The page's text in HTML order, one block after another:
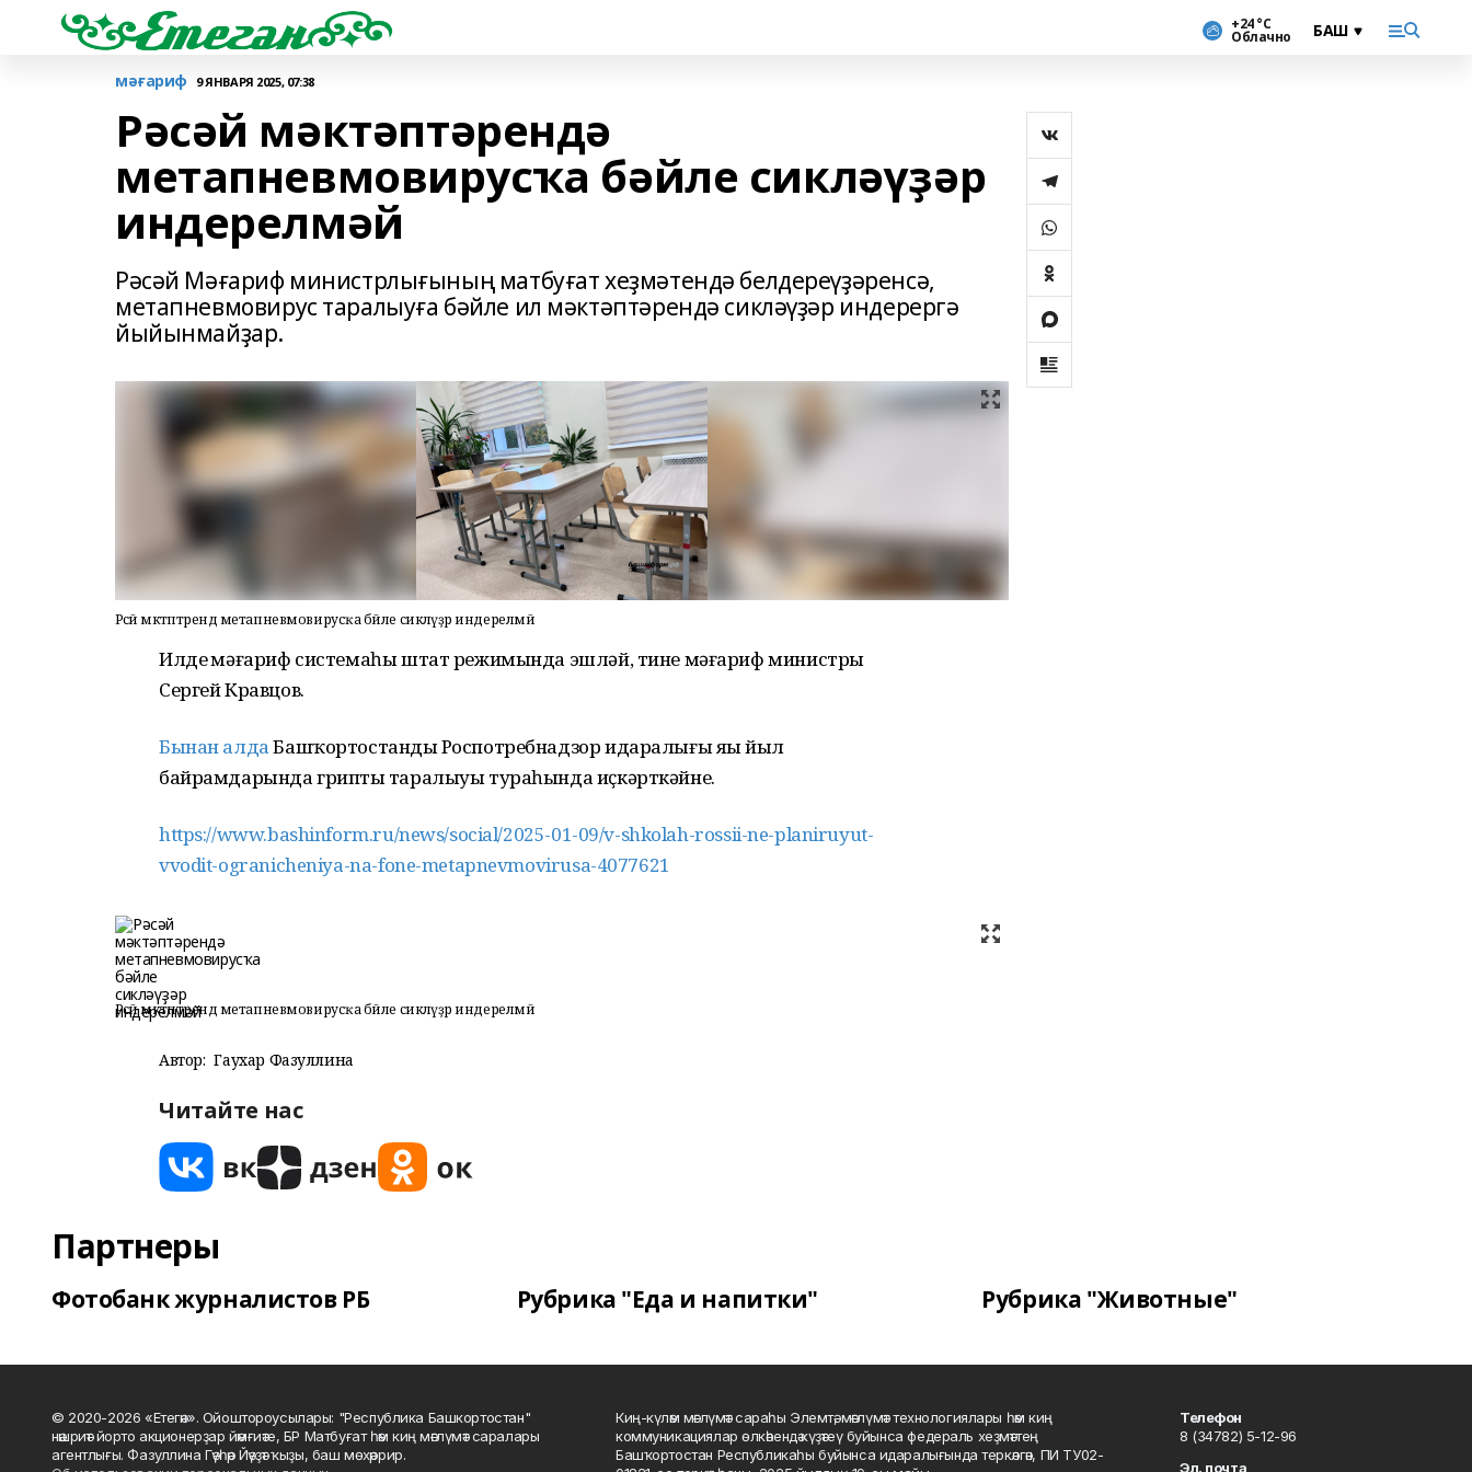
+24 °С
Облачно
мәғариф 9 ЯНВАРЯ 2025, 07:38
Рәсәй мәктәптәрендә
метапневмовирусҡа бәйле сикләүҙәр
индерелмәй
Рәсәй Мәғариф министрлығының матбуғат хеҙмәтендә белдереүҙәренсә,
метапневмовирус таралыуға бәйле ил мәктәптәрендә сикләүҙәр индерергә
йыйынмайҙар.
Рәсәй мәктәптәрендә метапневмовирусҡа бәйле сикләүҙәр индерелмәй
Илдең мәғариф системаһы штат режимында эшләй, тине мәғариф министры
Сергей Кравцов.
Бынан алдаБашҡортостандың Роспотребнадзор идаралығы яңы йыл
байрамдарында гриптың таралыуы тураһында иҫкәрткәйне.
https://www.bashinform.ru/news/social/2025-01-09/v-shkolah-rossii-ne-planiruyut-
vvodit-ogranicheniya-na-fone-metapnevmovirusa-4077621
Рәсәй мәктәптәрендә метапневмовирусҡа бәйле сикләүҙәр индерелмәй
Автор: Гаухар Фазуллина
Читайте нас
Партнеры
Фотобанк журналистов РБ Рубрика "Еда и напитки" Рубрика "Животные"
© 2020-2026 «Етегән». Ойоштороусылары: "Республика Башкортостан"
нәшриәт йорто акционерҙар йәмғиәте, БР Матбуғат һәм киң мәғлүмәт саралары
агентлығы. Фазуллина Гәүһәр Йәүҙәт ҡыҙы, баш мөхәррир.
Киң-күләм мәғлүмәт сараһы Элемтә, мәғлүмәт технологиялары һәм киң
коммуникациялар өлкәһендә күҙәтеү буйынса федераль хеҙмәттең
Башҡортостан Республикаһы буйынса идаралығында теркәлгән, ПИ ТУ02-
Телефон
8 (34782) 5-12-96
Эл. почта